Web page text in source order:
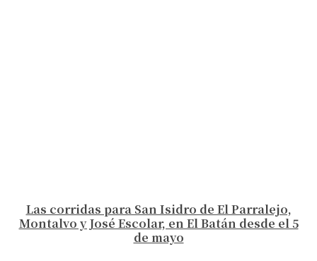
Las corridas para San Isidro de El Parralejo,
Montalvo y José Escolar, en El Batán desde el 5
de mayo